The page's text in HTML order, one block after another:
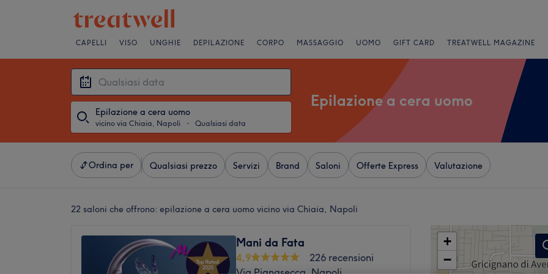
CAPELLI VISO UNGHIE DEPILAZIONE CORPO MASSAGGIO UOMO GIFT CARD TREATWELL MAGAZINE
Epilazione a cera uomo
vicino via Chiaia, Napoli ・ Qualsiasi data
Epilazione a cera uomo
Ordina per Qualsiasi prezzo Servizi Brand Saloni Offerte Express Valutazione
22 saloni che offrono: epilazione a cera uomo vicino via Chiaia, Napoli
Mani da Fata
4,9
226 recensioni
+
−